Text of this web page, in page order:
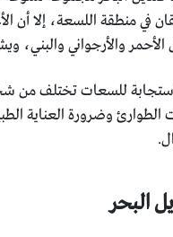
في منطقة اللسعة، إلا أن
والأرجواني والبني،
للسعات تختلف من
وضرورة العناية
البحر